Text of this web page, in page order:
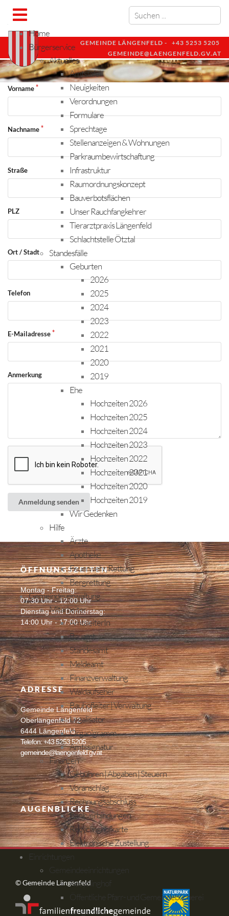
GEMEINDE LÄNGENFELD - +43 5253 5205
GEMEINDE@LAENGENFELD.GV.AT
Home
Bürgerservice
Aktuelles
Amtstafel
Neuigkeiten
Verordnungen
Formulare
Sprechtage
Stellenanzeigen & Wohnungen
Parkraumbewirtschaftung
Infrastruktur
Raumordnungskonzept
Bauverbotsflächen
Unser Rauchfangkehrer
Tierarztpraxis Längenfeld
Schlachtstelle Ötztal
Standesfälle
Geburten
2026
2025
2024
2023
2022
2021
2020
2019
Ehe
Hochzeiten 2026
Hochzeiten 2025
Hochzeiten 2024
Hochzeiten 2023
Hochzeiten 2022
Hochzeiten 2021
Hochzeiten 2020
Hochzeiten 2019
Wir Gedenken
Hilfe
Ärzte
Apotheke
Feuerwehr, Rettung
Bergrettung
Gemeindeverwaltung
Mitarbeiter
AmtsleiterIn
Bauamt
Standesamt
Meldeamt
Finanzverwaltung
Waldaufseher
Bauhofleiter | Verwaltung
Legalisator
Organigramm
Amtssignatur
Finanzen
Gebühren | Abgaben | Steuern
Voranschlag
Rechnungsabschluss
Bankverbindungen
Recyclinghofkarte
Elektronische Zustellung
Einrichtungen
Gemeindeeinrichtungen
Recyclinghof
Öffentliche Pfarr- und Gemeindebücherei
Längenfeld
Vorname
Nachname
Straße
PLZ
Ort / Stadt
Telefon
E-Mailadresse
Anmerkung
Anmeldung senden
ÖFFNUNGSZEITEN
Montag - Freitag:
07:30 Uhr - 12:00 Uhr
Dienstag und Donnerstag:
14:00 Uhr - 17:00 Uhr
ADRESSE
Gemeinde Längenfeld
Oberlängenfeld 72
6444 Längenfeld
Telefon: +43 5253 5205
gemeinde@laengenfeld.gv.at
AUGENBLICKE
© Gemeinde Längenfeld